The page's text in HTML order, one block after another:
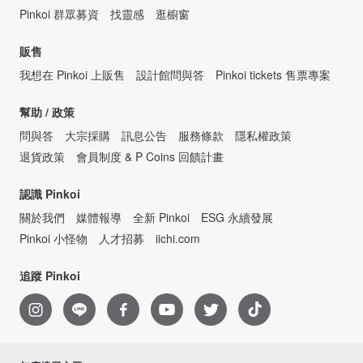
Pinkoi 群眾募資
找靈感 逛櫥窗
販售
我想在 Pinkoi 上販售
設計館問與答 Pinkoi tickets 售票專案
幫助 / 政策
問與答
大宗採購 訊息公告 服務條款
隱私權政策
退貨政策
會員制度 & P Coins 回饋計畫
認識 Pinkoi
關於我們
媒體報導 全新 Pinkoi
ESG 永續發展
Pinkoi 小怪物
人才招募 iichi.com
追蹤 Pinkoi